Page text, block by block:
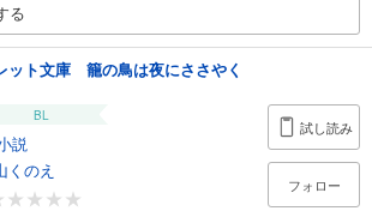
る
ット文庫 籠の鳥は夜にささやく
BL
説
くのえ
試し読み
フォロー